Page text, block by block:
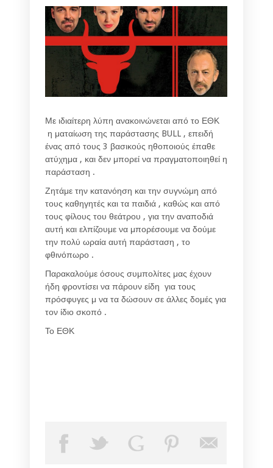
Με ιδιαίτερη λύπη ανακοινώνεται από το ΕΘΚ
η ματαίωση της παράστασης BULL , επειδή
ένας από τους 3 βασικούς ηθοποιούς έπαθε
ατύχημα , και δεν μπορεί να πραγματοποιηθεί η
παράσταση .
Ζητάμε την κατανόηση και την συγνώμη από
τους καθηγητές και τα παιδιά , καθώς και από
τους φίλους του θεάτρου , για την αναποδιά
αυτή και ελπίζουμε να μπορέσουμε να δούμε
την πολύ ωραία αυτή παράσταση , το
φθινόπωρο .
Παρακαλούμε όσους συμπολίτες μας έχουν
ήδη φροντίσει να πάρουν είδη για τους
πρόσφυγες μ να τα δώσουν σε άλλες δομές για
τον ίδιο σκοπό .
Το ΕΘΚ